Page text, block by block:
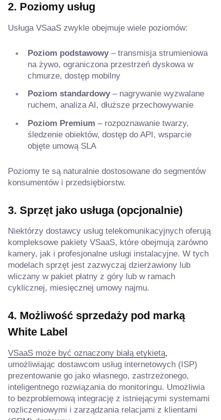
2. Poziomy usług
Usługa VSaaS zwykle obejmuje wiele poziomów:
Poziom podstawowy– transmisja strumieniowa
na żywo, ograniczona przestrzeń dyskowa w
chmurze, dostęp mobilny
Poziom standardowy– nagrywanie wyzwalane
ruchem, analiza AI, dłuższe przechowywanie
Poziom Premium – rozpoznawanie twarzy,
śledzenie obiektów, dostęp do API, wsparcie
objęte umową SLA
Poziomy te są naturalnie dostosowane do segmentów
konsumentów i przedsiębiorstw.
3. Sprzęt jako usługa (opcjonalnie)
Niektórzy dostawcy usług telekomunikacyjnych oferują
kompleksowe pakiety VSaaS, które obejmują zarówno
kamery, jak i profesjonalne usługi instalacyjne. W tych
modelach sprzęt jest zazwyczaj dzierżawiony lub
wliczany w pakiet płatny z góry lub w ramach
cyklicznej, miesięcznej umowy najmu.
4. Możliwość sprzedaży pod marką
White Label
VSaaS może być oznaczony białą etykietą,
umożliwiając dostawcom usług internetowych (ISP)
prezentowanie go jako własnego, zastrzeżonego,
inteligentnego rozwiązania do monitoringu. Umożliwia
to bezproblemową integrację z istniejącymi systemami
rozliczeniowymi i zarządzania relacjami z klientami